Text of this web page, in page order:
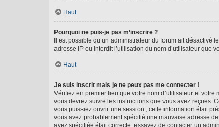
Haut
Pourquoi ne puis-je pas m’inscrire ?
Il est possible qu’un administrateur du forum ait désactivé
adresse IP ou interdit l’utilisation du nom d’utilisateur que
Haut
Je suis inscrit mais je ne peux pas me connecter !
Vérifiez en premier lieu que votre nom d’utilisateur et
vous devrez suivre les instructions que vous avez reçues.
vous puissiez ouvrir une session ; cette information était
vous avez probablement spécifié une mauvaise adresse
avez spécifiée était correcte, essayez de contacter un